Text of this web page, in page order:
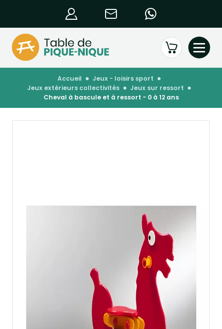
accueil
jeux - loisirs sport
jeux extérieurs collectivités
jeux sur ressort
cheval à bascule et à ressort - 0 à 12 ans